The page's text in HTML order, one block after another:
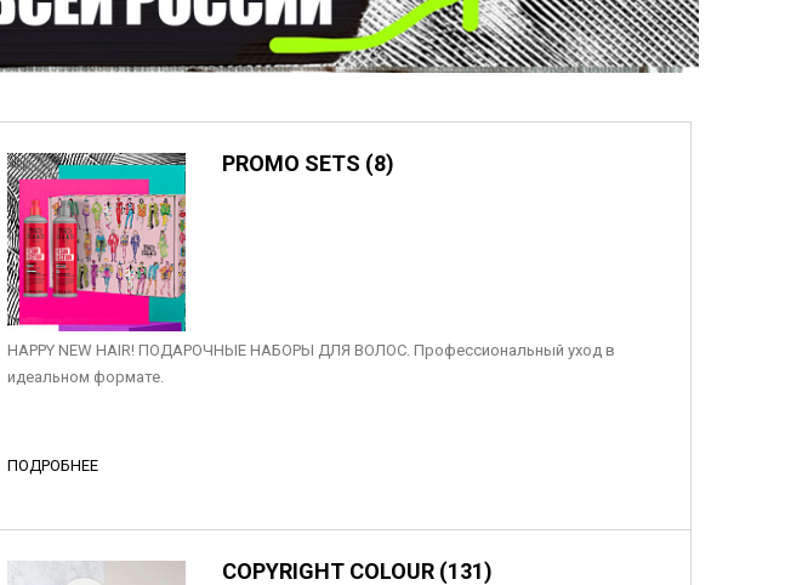
PROMO SETS (8)
HAPPY NEW HAIR! ПОДАРОЧНЫЕ НАБОРЫ ДЛЯ ВОЛОС. Профессиональный уход в
идеальном формате.
ПОДРОБНЕЕ
COPYRIGHT COLOUR (131)